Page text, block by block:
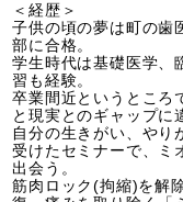
＜経歴＞
子供の頃の夢は町の歯
部に合格。
学生時代は基礎医学、
習も経験。
卒業間近というところ
と現実とのギャップに
自分の生きがい、やり
受けたセミナーで、ミ
出会う。
筋肉ロック(拘縮)を解